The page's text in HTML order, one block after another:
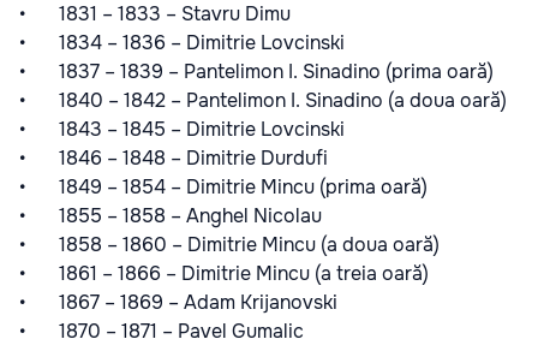
• 1831 – 1833 – Stavru Dimu
• 1834 – 1836 – Dimitrie Lovcinski
• 1837 – 1839 – Pantelimon I. Sinadino (prima oară)
• 1840 – 1842 – Pantelimon I. Sinadino (a doua oară)
• 1843 – 1845 – Dimitrie Lovcinski
• 1846 – 1848 – Dimitrie Durdufi
• 1849 – 1854 – Dimitrie Mincu (prima oară)
• 1855 – 1858 – Anghel Nicolau
• 1858 – 1860 – Dimitrie Mincu (a doua oară)
• 1861 – 1866 – Dimitrie Mincu (a treia oară)
• 1867 – 1869 – Adam Krijanovski
• 1870 – 1871 – Pavel Gumalic